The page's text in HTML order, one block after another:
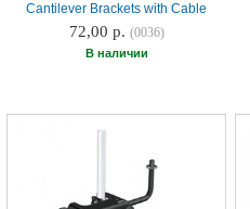
Cantilever Brackets with Cable
72,00 р. (0036)
В наличии